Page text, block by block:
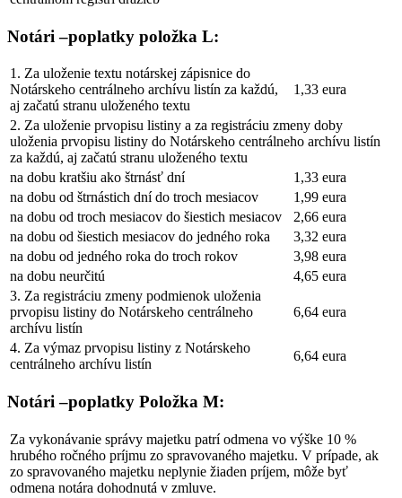
Notári –poplatky položka L:
1. Za uloženie textu notárskej zápisnice do
Notárskeho centrálneho archívu listín za každú,
aj začatú stranu uloženého textu
1,33 eura
2. Za uloženie prvopisu listiny a za registráciu zmeny doby
uloženia prvopisu listiny do Notárskeho centrálneho archívu listín
za každú, aj začatú stranu uloženého textu
na dobu kratšiu ako štrnásť dní
1,33 eura
na dobu od štrnástich dní do troch mesiacov
1,99 eura
na dobu od troch mesiacov do šiestich mesiacov
2,66 eura
na dobu od šiestich mesiacov do jedného roka
3,32 eura
na dobu od jedného roka do troch rokov
3,98 eura
na dobu neurčitú
4,65 eura
3. Za registráciu zmeny podmienok uloženia
prvopisu listiny do Notárskeho centrálneho
archívu listín
6,64 eura
4. Za výmaz prvopisu listiny z Notárskeho
centrálneho archívu listín
6,64 eura
Notári –poplatky Položka M:
Za vykonávanie správy majetku patrí odmena vo výške 10 %
hrubého ročného príjmu zo spravovaného majetku. V prípade, ak
zo spravovaného majetku neplynie žiaden príjem, môže byť
odmena notára dohodnutá v zmluve.